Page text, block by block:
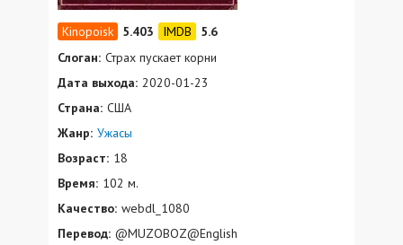
5.403
5.6
Слоган: Страх пускает корни
Дата выхода: 2020-01-23
Страна: США
Жанр: Ужасы
Возраст: 18
Время: 102 м.
Качество: webdl_1080
Перевод: @MUZOBOZ@English